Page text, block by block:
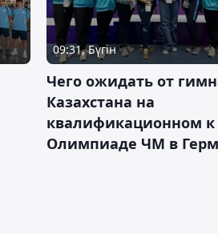
09:31, Бүгін
Чего ожидать от
Казахстана на
квалификационном к
Олимпиаде ЧМ в